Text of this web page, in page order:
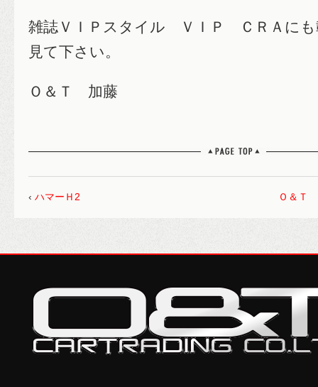
雑誌ＶＩＰスタイル ＶＩＰ ＣＲＡにも
見て下さい。
Ｏ＆Ｔ 加藤
‹ ハマーＨ2 Ｏ＆Ｔ